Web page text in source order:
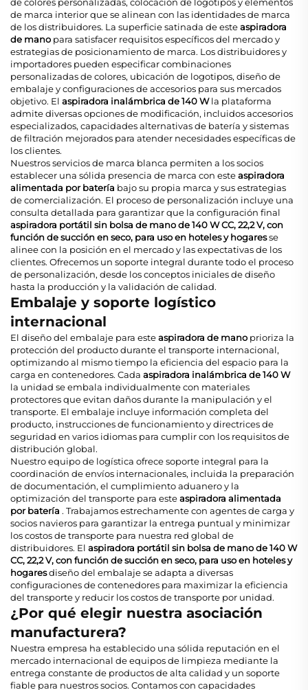
de marca interior que se alinean con las identidades de marca
de los distribuidores. La superficie satinada de esteaspiradora
de mano para satisfacer requisitos específicos del mercado y
estrategias de posicionamiento de marca. Los distribuidores y
importadores pueden especificar combinaciones
personalizadas de colores, ubicación de logotipos, diseño de
embalaje y configuraciones de accesorios para sus mercados
objetivo. El aspiradora inalámbrica de 140 Wla plataforma
admite diversas opciones de modificación, incluidos accesorios
especializados, capacidades alternativas de batería y sistemas
de filtración mejorados para atender necesidades específicas de
los clientes.
Nuestros servicios de marca blanca permiten a los socios
establecer una sólida presencia de marca con esteaspiradora
alimentada por batería bajo su propia marca y sus estrategias
de comercialización. El proceso de personalización incluye una
consulta detallada para garantizar que la configuración final
aspiradora portátil sin bolsa de mano de 140 W CC, 22,2 V, con
función de succión en seco, para uso en hoteles y hogaresse
alinee con la posición en el mercado y las expectativas de los
clientes. Ofrecemos un soporte integral durante todo el proceso
de personalización, desde los conceptos iniciales de diseño
hasta la producción y la validación de calidad.
Embalaje y soporte logístico
internacional
El diseño del embalaje para esteaspiradora de mano prioriza la
protección del producto durante el transporte internacional,
optimizando al mismo tiempo la eficiencia del espacio para la
carga en contenedores. Cada aspiradora inalámbrica de 140 W
la unidad se embala individualmente con materiales
protectores que evitan daños durante la manipulación y el
transporte. El embalaje incluye información completa del
producto, instrucciones de funcionamiento y directrices de
seguridad en varios idiomas para cumplir con los requisitos de
distribución global.
Nuestro equipo de logística ofrece soporte integral para la
coordinación de envíos internacionales, incluida la preparación
de documentación, el cumplimiento aduanero y la
optimización del transporte para esteaspiradora alimentada
por batería . Trabajamos estrechamente con agentes de carga y
socios navieros para garantizar la entrega puntual y minimizar
los costos de transporte para nuestra red global de
distribuidores. El aspiradora portátil sin bolsa de mano de 140 W
CC, 22,2 V, con función de succión en seco, para uso en hoteles y
hogaresdiseño del embalaje se adapta a diversas
configuraciones de contenedores para maximizar la eficiencia
del transporte y reducir los costos de transporte por unidad.
¿Por qué elegir nuestra asociación
manufacturera?
Nuestra empresa ha establecido una sólida reputación en el
mercado internacional de equipos de limpieza mediante la
entrega constante de productos de alta calidad y un soporte
fiable para nuestros socios. Contamos con capacidades